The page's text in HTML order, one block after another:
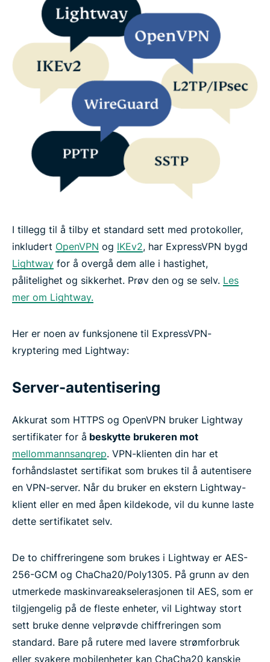
I tillegg til å tilby et standard sett med protokoller,
inkludert OpenVPN og IKEv2, har ExpressVPN bygd
Lightway for å overgå dem alle i hastighet,
pålitelighet og sikkerhet. Prøv den og se selv. Les
mer om Lightway.
Her er noen av funksjonene til ExpressVPN-
kryptering med Lightway:
Server-autentisering
Akkurat som HTTPS og OpenVPN bruker Lightway
sertifikater for å beskytte brukeren mot
mellommannsangrep. VPN-klienten din har et
forhåndslastet sertifikat som brukes til å autentisere
en VPN-server. Når du bruker en ekstern Lightway-
klient eller en med åpen kildekode, vil du kunne laste
dette sertifikatet selv.
De to chiffreringene som brukes i Lightway er AES-
256-GCM og ChaCha20/Poly1305. På grunn av den
utmerkede maskinvareakselerasjonen til AES, som er
tilgjengelig på de fleste enheter, vil Lightway stort
sett bruke denne velprøvde chiffreringen som
standard. Bare på rutere med lavere strømforbruk
eller svakere mobilenheter kan ChaCha20 kanskje